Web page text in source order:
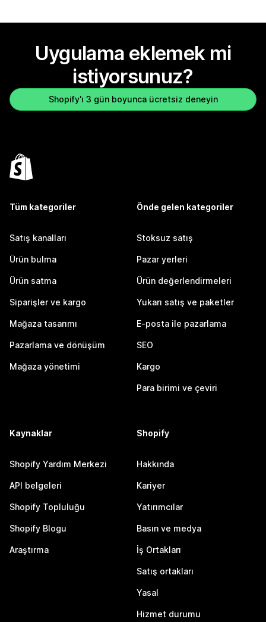
Uygulama eklemek mi
istiyorsunuz?
Shopify'ı 3 gün boyunca ücretsiz deneyin
Tüm kategoriler
Satış kanalları
Ürün bulma
Ürün satma
Siparişler ve kargo
Mağaza tasarımı
Pazarlama ve dönüşüm
Mağaza yönetimi
Önde gelen kategoriler
Stoksuz satış
Pazar yerleri
Ürün değerlendirmeleri
Yukarı satış ve paketler
E-posta ile pazarlama
SEO
Kargo
Para birimi ve çeviri
Kaynaklar
Shopify Yardım Merkezi
API belgeleri
Shopify Topluluğu
Shopify Blogu
Araştırma
Shopify
Hakkında
Kariyer
Yatırımcılar
Basın ve medya
İş Ortakları
Satış ortakları
Yasal
Hizmet durumu